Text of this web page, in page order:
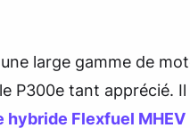
large gamme de
P300e tant apprécié.
hybride Flexfuel MHEV